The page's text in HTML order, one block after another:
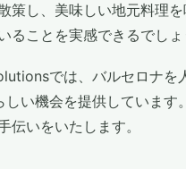
策し、美味しい地元料理
ことを実感できるでしょ
では、バルセロナを
い機会を提供しています
伝いをいたします。